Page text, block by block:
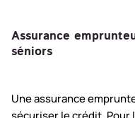
Assurance
séniors
Une assurance